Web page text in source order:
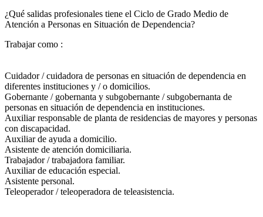
¿Qué salidas profesionales tiene el Ciclo de Grado Medio de
Atención a Personas en Situación de Dependencia?​
Trabajar como :
Cuidador / cuidadora de personas en situación de dependencia en
diferentes instituciones y / o domicilios.
Gobernante / gobernanta y subgobernante / subgobernanta de
personas en situación de dependencia en instituciones.
Auxiliar responsable de planta de residencias de mayores y personas
con discapacidad.
Auxiliar de ayuda a domicilio.
Asistente de atención domiciliaria.
Trabajador / trabajadora familiar.
Auxiliar de educación especial.
Asistente personal.
Teleoperador / teleoperadora de teleasistencia.